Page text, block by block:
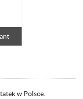
w Polsce.